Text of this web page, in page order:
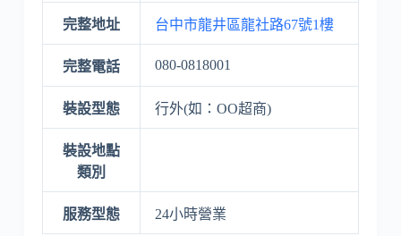
完整地址 台中市龍井區龍社路67號1樓
完整電話 080-0818001
裝設型態 行外(如：OO超商)
裝設地點
類別
服務型態 24小時營業